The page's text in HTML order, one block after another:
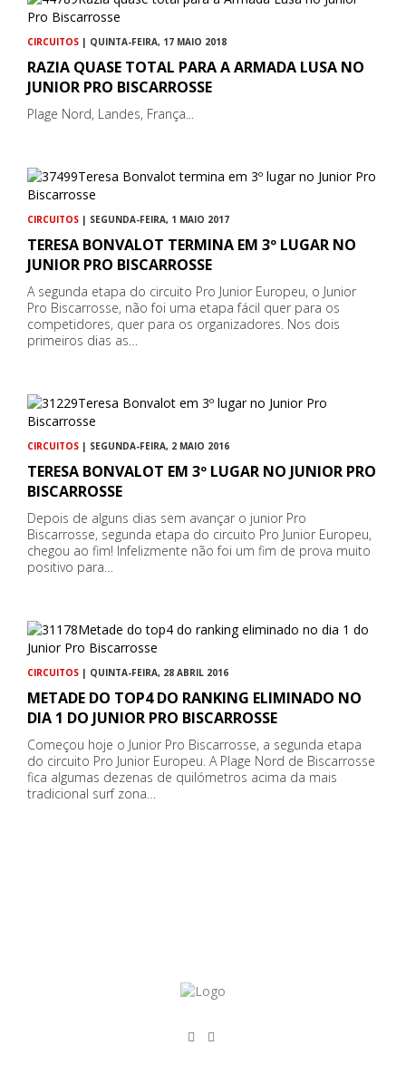
CIRCUITOS | QUINTA-FEIRA, 17 MAIO 2018
RAZIA QUASE TOTAL PARA A ARMADA LUSA NO
JUNIOR PRO BISCARROSSE
Plage Nord, Landes, França...
CIRCUITOS | SEGUNDA-FEIRA, 1 MAIO 2017
TERESA BONVALOT TERMINA EM 3º LUGAR NO
JUNIOR PRO BISCARROSSE
A segunda etapa do circuito Pro Junior Europeu, o Junior
Pro Biscarrosse, não foi uma etapa fácil quer para os
competidores, quer para os organizadores. Nos dois
primeiros dias as…
CIRCUITOS | SEGUNDA-FEIRA, 2 MAIO 2016
TERESA BONVALOT EM 3º LUGAR NO JUNIOR PRO
BISCARROSSE
Depois de alguns dias sem avançar o junior Pro
Biscarrosse, segunda etapa do circuito Pro Junior Europeu,
chegou ao fim! Infelizmente não foi um fim de prova muito
positivo para…
CIRCUITOS | QUINTA-FEIRA, 28 ABRIL 2016
METADE DO TOP4 DO RANKING ELIMINADO NO
DIA 1 DO JUNIOR PRO BISCARROSSE
Começou hoje o Junior Pro Biscarrosse, a segunda etapa
do circuito Pro Junior Europeu. A Plage Nord de Biscarrosse
fica algumas dezenas de quilómetros acima da mais
tradicional surf zona…